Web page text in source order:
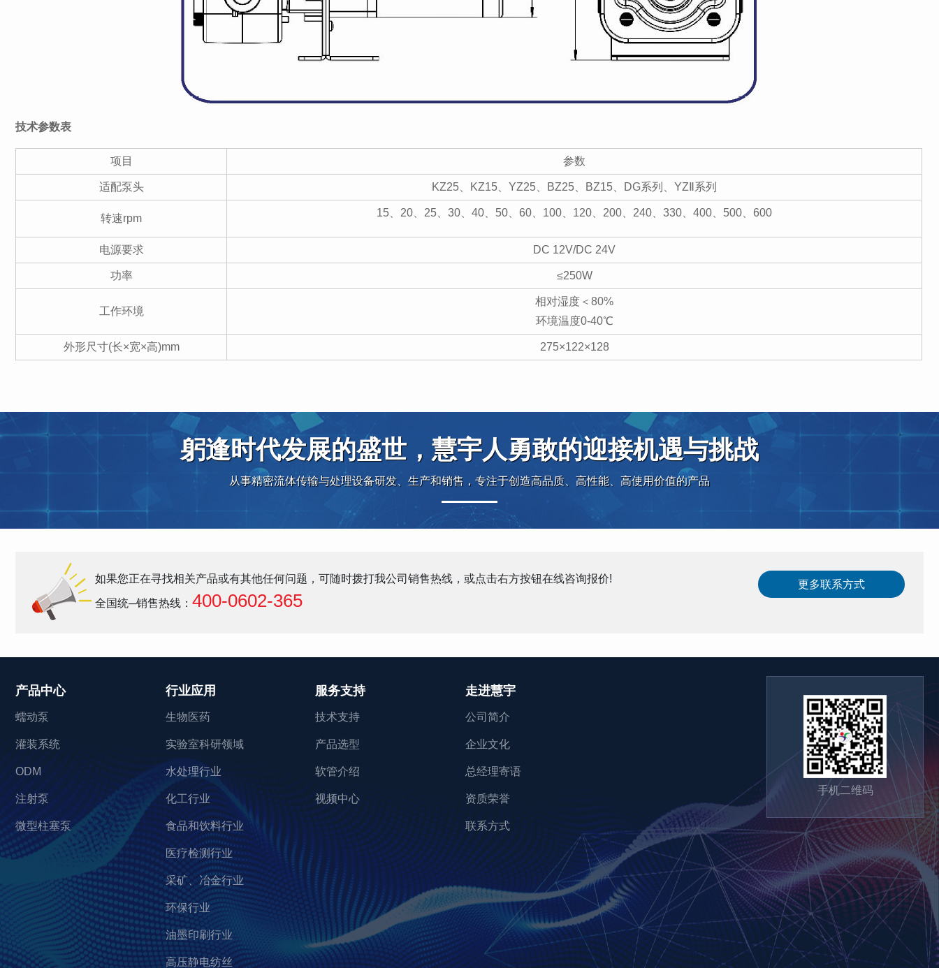
技术参数表
项目 参数
适配泵头 KZ25、KZ15、YZ25、BZ25、BZ15、DG系列、YZⅡ系列
转速rpm 15、20、25、30、40、50、60、100、120、200、240、330、400、500、600
电源要求 DC 12V/DC 24V
功率 ≤250W
工作环境
相对湿度＜80%
环境温度0-40℃
外形尺寸(长×宽×高)mm 275×122×128
躬逢时代发展的盛世，慧宇人勇敢的迎接机遇与挑战
从事精密流体传输与处理设备研发、生产和销售，专注于创造高品质、高性能、高使用价值的产品
如果您正在寻找相关产品或有其他任何问题，可随时拨打我公司销售热线，或点击右方按钮在线咨询报价!
全国统─销售热线：400-0602-365
更多联系方式
产品中心
蠕动泵
灌装系统
ODM
注射泵
微型柱塞泵
行业应用
生物医药
实验室科研领域
水处理行业
化工行业
食品和饮料行业
医疗检测行业
采矿、冶金行业
环保行业
油墨印刷行业
高压静电纺丝
服务支持
技术支持
产品选型
软管介绍
视频中心
走进慧宇
公司简介
企业文化
总经理寄语
资质荣誉
联系方式
手机二维码